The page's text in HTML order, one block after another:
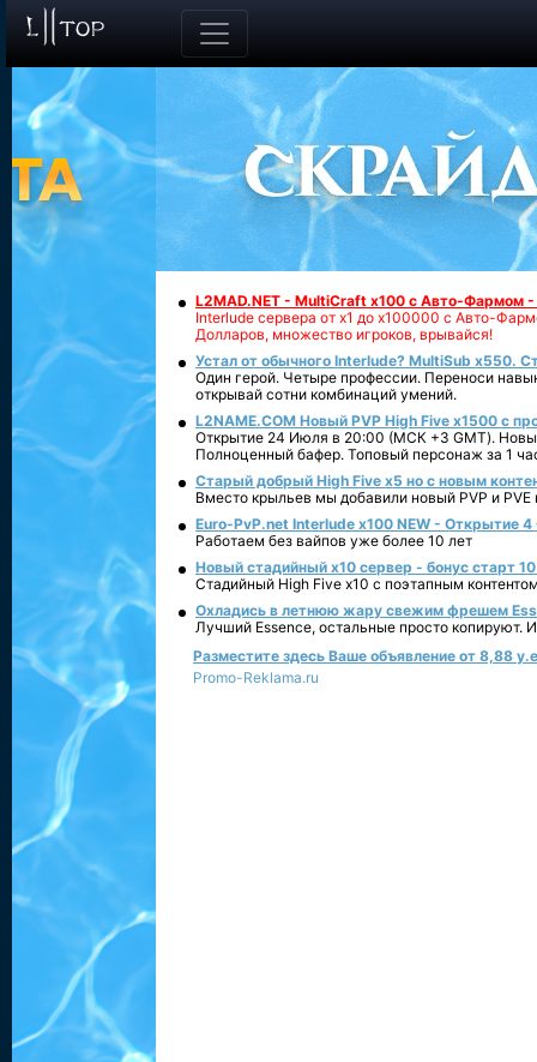
L2MAD.NET - MultiCraft x100 с Авто-Фармом
Interlude сервера от х1 до х100000 с Авто-
Долларов, множество игроков, врывайся!
Устал от обычного Interlude? MultiSub x550.
Один герой. Четыре профессии. Переноси
открывай сотни комбинаций умений.
L2NAME.COM Новый PVP High Five x1500 с
Открытие 24 Июля в 20:00 (МСК +3 GMT).
Полноценный бафер. Топовый персонаж за 1
Старый добрый High Five x5 но с новым
Вместо крыльев мы добавили новый PVP и PVE
Euro-PvP.net Interlude х100 NEW - Открытие 4
Работаем без вайпов уже более 10 лет
Новый стадийный х10 сервер - бонус старт
Стадийный High Five x10 с поэтапным
Охладись в летнюю жару свежим фрешем
Лучший Essence, остальные просто копируют.
Разместите здесь Ваше объявление от 8,88
Promo-Reklama.ru